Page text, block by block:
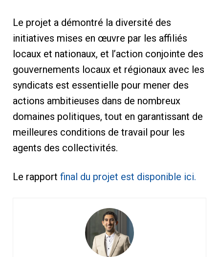
Le projet a démontré la diversité des
initiatives mises en œuvre par les affiliés
locaux et nationaux, et l’action conjointe des
gouvernements locaux et régionaux avec les
syndicats est essentielle pour mener des
actions ambitieuses dans de nombreux
domaines politiques, tout en garantissant de
meilleures conditions de travail pour les
agents des collectivités.
Le rapport final du projet est disponible ici.